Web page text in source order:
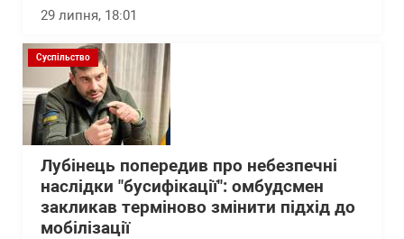
29 липня, 18:01
Суспільство
Лубінець попередив про небезпечні
наслідки "бусифікації": омбудсмен
закликав терміново змінити підхід до
мобілізації